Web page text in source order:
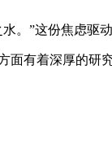
。”这份焦虑驱动
有着深厚的研